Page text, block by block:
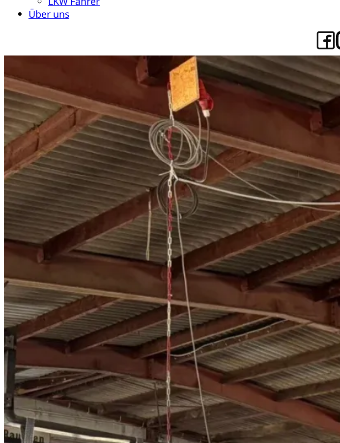
Über uns
Rohstoffhandel bei Peine
Die Peine GmbH bietet umfassende Leistungen im Bereich des
Baustoff- und Kunststoffindustrie bei der Versorgung mit
Verwertungsmöglichkeiten. Unsere Expertise in der
und